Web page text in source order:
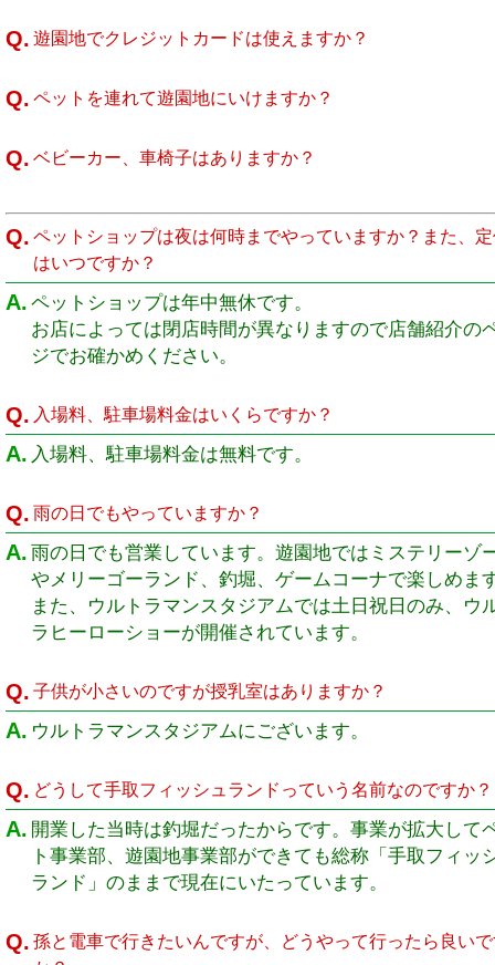
Q. 遊園地でクレジットカードは使えますか？
Q. ペットを連れて遊園地にいけますか？
Q. ベビーカー、車椅子はありますか？
Q. ペットショップは夜は何時までやっていますか？また、
はいつですか？
A. ペットショップは年中無休です。
お店によっては閉店時間が異なりますので店舗紹介の
ジでお確かめください。
Q. 入場料、駐車場料金はいくらですか？
A. 入場料、駐車場料金は無料です。
Q. 雨の日でもやっていますか？
A. 雨の日でも営業しています。遊園地ではミステリーゾ
やメリーゴーランド、釣堀、ゲームコーナで楽しめま
また、ウルトラマンスタジアムでは土日祝日のみ、ウ
ラヒーローショーが開催されています。
Q. 子供が小さいのですが授乳室はありますか？
A. ウルトラマンスタジアムにございます。
Q. どうして手取フィッシュランドっていう名前なのですか？
A. 開業した当時は釣堀だったからです。事業が拡大して
ト事業部、遊園地事業部ができても総称「手取フィッ
ランド」のままで現在にいたっています。
Q. 孫と電車で行きたいんですが、どうやって行ったら良い